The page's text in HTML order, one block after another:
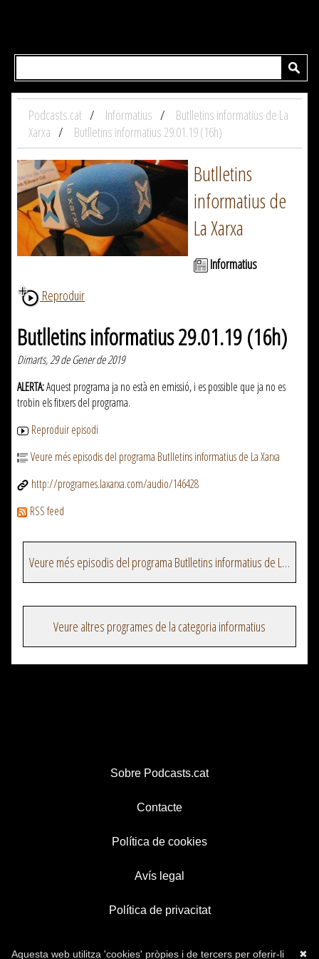
Podcasts.cat Informatius
Butlletins informatius de La
Xarxa
Butlletins informatius 29.01.19 (16h)
Butlletins
informatius de
La Xarxa
Informatius
Reproduir
Butlletins informatius 29.01.19 (16h)
Dimarts, 29 de Gener de 2019
ALERTA:Aquest programa ja no està en emissió, i es possible que ja no es
trobin els fitxers del programa.
Reproduir episodi
Veure més episodis del programa Butlletins informatius de La Xarxa
http://programes.laxarxa.com/audio/146428
RSS feed
Veure més episodis del programa Butlletins informatius de La Xarxa
Veure altres programes de la categoria informatius
Sobre Podcasts.cat
Contacte
Política de cookies
Avís legal
Política de privacitat
✖
Aquesta web utilitza 'cookies' pròpies i de tercers per oferir-li